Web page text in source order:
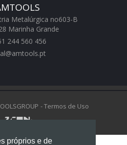
próprios e de
Metalúrgica no603-B
Marinha Grande
244 560 456
- Termos de Uso